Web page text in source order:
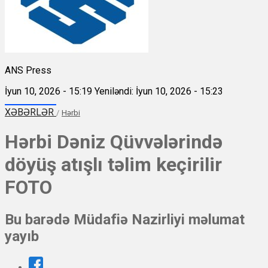
ANS Press
İyun 10, 2026 - 15:19 Yeniləndi: İyun 10, 2026 - 15:23
XƏBƏRLƏR / Hərbi
Hərbi Dəniz Qüvvələrində
döyüş atışlı təlim keçirilir
FOTO
Bu barədə Müdafiə Nazirliyi məlumat
yayıb